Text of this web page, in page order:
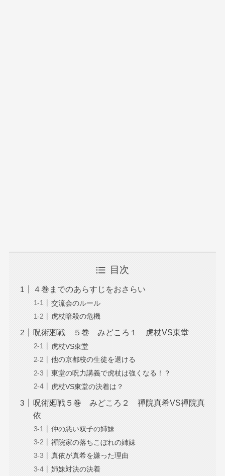
目次
４巻までのあらすじをおさらい
交流会のルール
虎杖暗殺の危機
呪術廻戦 ５巻 みどころ１ 虎杖VS東堂
虎杖VS東堂
他の京都校の生徒を退ける
東堂の呪力講義で虎杖は強くなる！？
虎杖VS東堂の決着は？
呪術廻戦５巻 みどころ２ 禪院真希VS禪院真
依
仲の悪い双子の姉妹
禪院家の落ちこぼれの姉妹
真依が真希を嫌った理由
姉妹対決の決着